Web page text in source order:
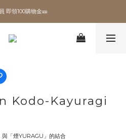
即領100購物金🎫
即領100購物金🎫
館滿額現折🔥
即領100購物金🎫
Kodo-Kayuragi
「煙YURAGU」的結合